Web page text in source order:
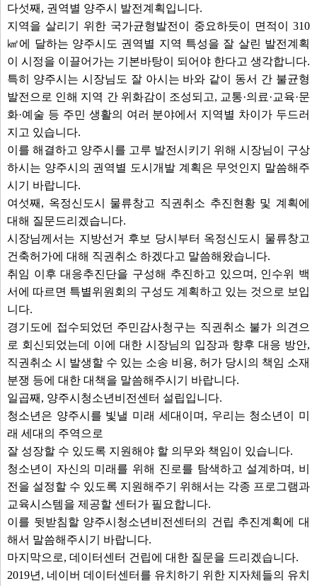
다섯째, 권역별 양주시 발전계획입니다.
지역을 살리기 위한 국가균형발전이 중요하듯이 면적이 310
㎢에 달하는 양주시도 권역별 지역 특성을 잘 살린 발전계획
이 시정을 이끌어가는 기본바탕이 되어야 한다고 생각합니다.
특히 양주시는 시장님도 잘 아시는 바와 같이 동서 간 불균형
발전으로 인해 지역 간 위화감이 조성되고, 교통·의료·교육·문
화·예술 등 주민 생활의 여러 분야에서 지역별 차이가 두드러
지고 있습니다.
이를 해결하고 양주시를 고루 발전시키기 위해 시장님이 구상
하시는 양주시의 권역별 도시개발 계획은 무엇인지 말씀해주
시기 바랍니다.
여섯째, 옥정신도시 물류창고 직권취소 추진현황 및 계획에
대해 질문드리겠습니다.
시장님께서는 지방선거 후보 당시부터 옥정신도시 물류창고
건축허가에 대해 직권취소 하겠다고 말씀해왔습니다.
취임 이후 대응추진단을 구성해 추진하고 있으며, 인수위 백
서에 따르면 특별위원회의 구성도 계획하고 있는 것으로 보입
니다.
경기도에 접수되었던 주민감사청구는 직권취소 불가 의견으
로 회신되었는데 이에 대한 시장님의 입장과 향후 대응 방안,
직권취소 시 발생할 수 있는 소송 비용, 허가 당시의 책임 소재
분쟁 등에 대한 대책을 말씀해주시기 바랍니다.
일곱째, 양주시청소년비전센터 설립입니다.
청소년은 양주시를 빛낼 미래 세대이며, 우리는 청소년이 미
래 세대의 주역으로
잘 성장할 수 있도록 지원해야 할 의무와 책임이 있습니다.
청소년이 자신의 미래를 위해 진로를 탐색하고 설계하며, 비
전을 설정할 수 있도록 지원해주기 위해서는 각종 프로그램과
교육시스템을 제공할 센터가 필요합니다.
이를 뒷받침할 양주시청소년비전센터의 건립 추진계획에 대
해서 말씀해주시기 바랍니다.
마지막으로, 데이터센터 건립에 대한 질문을 드리겠습니다.
2019년, 네이버 데이터센터를 유치하기 위한 지자체들의 유치